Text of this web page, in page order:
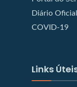
Diário Oficial
COVID-19
Links